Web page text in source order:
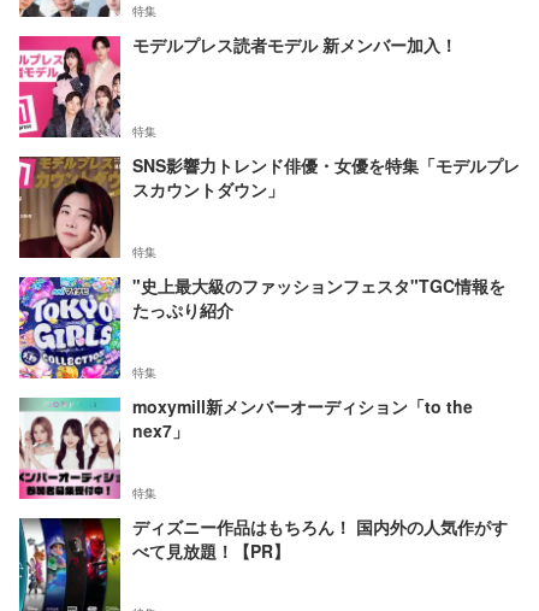
特集
モデルプレス読者モデル 新メンバー加入！
特集
SNS影響力トレンド俳優・女優を特集「モデルプレ
スカウントダウン」
特集
"史上最大級のファッションフェスタ"TGC情報を
たっぷり紹介
特集
moxymill新メンバーオーディション「to the
nex7」
特集
ディズニー作品はもちろん！ 国内外の人気作がす
べて見放題！【PR】